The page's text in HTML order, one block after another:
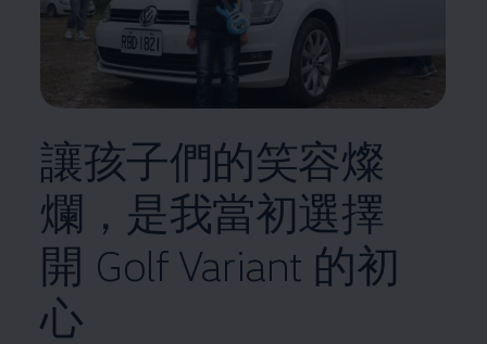
讓孩子們的笑容燦
爛，是我當初選擇
開 Golf Variant 的初
心